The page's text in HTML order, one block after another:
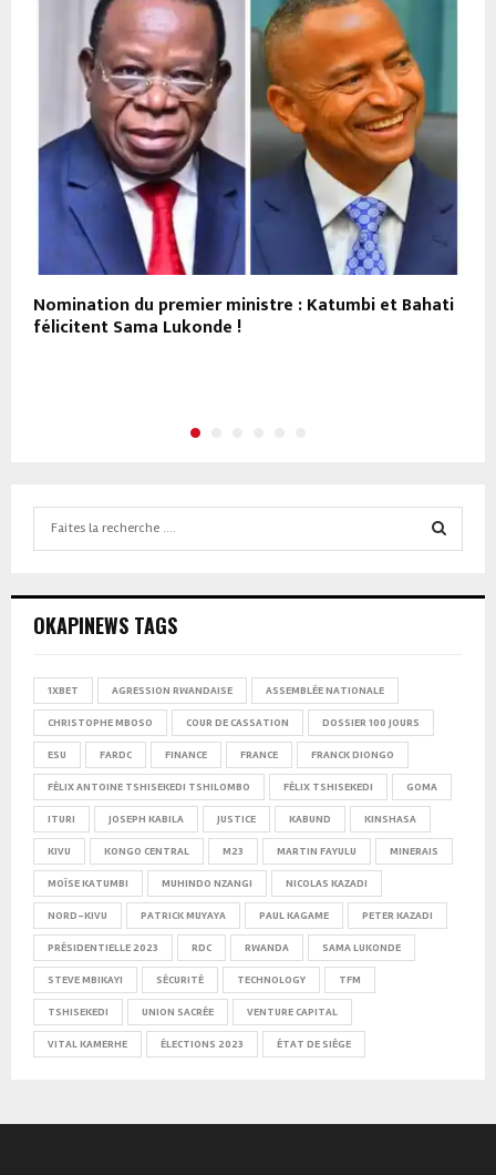
Nomination du premier ministre : Katumbi et Bahati
félicitent Sama Lukonde !
OKAPINEWS TAGS
1XBET AGRESSION RWANDAISE ASSEMBLÉE NATIONALE
CHRISTOPHE MBOSO COUR DE CASSATION DOSSIER 100 JOURS
ESU FARDC FINANCE FRANCE FRANCK DIONGO
FÉLIX ANTOINE TSHISEKEDI TSHILOMBO FÉLIX TSHISEKEDI GOMA
ITURI JOSEPH KABILA JUSTICE KABUND KINSHASA
KIVU KONGO CENTRAL M23 MARTIN FAYULU MINERAIS
MOÏSE KATUMBI MUHINDO NZANGI NICOLAS KAZADI
NORD-KIVU PATRICK MUYAYA PAUL KAGAME PETER KAZADI
PRÉSIDENTIELLE 2023 RDC RWANDA SAMA LUKONDE
STEVE MBIKAYI SÉCURITÉ TECHNOLOGY TFM
TSHISEKEDI UNION SACRÉE VENTURE CAPITAL
VITAL KAMERHE ÉLECTIONS 2023 ÉTAT DE SIÈGE